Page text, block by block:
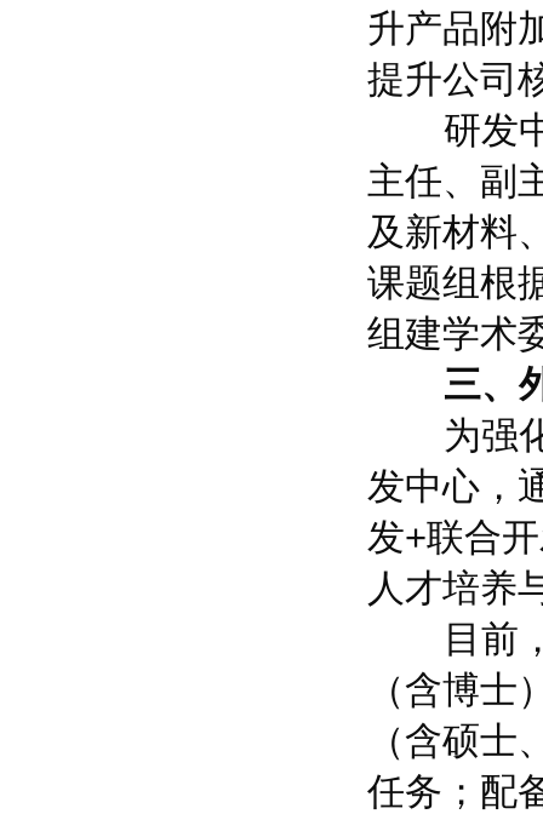
升产品附
提升公司
研发中
主任、副
及新材料
课题组根
组建学术
三、外
为强化
发中心，
发+联合
人才培养
目前，
（含博
（含硕
任务；配